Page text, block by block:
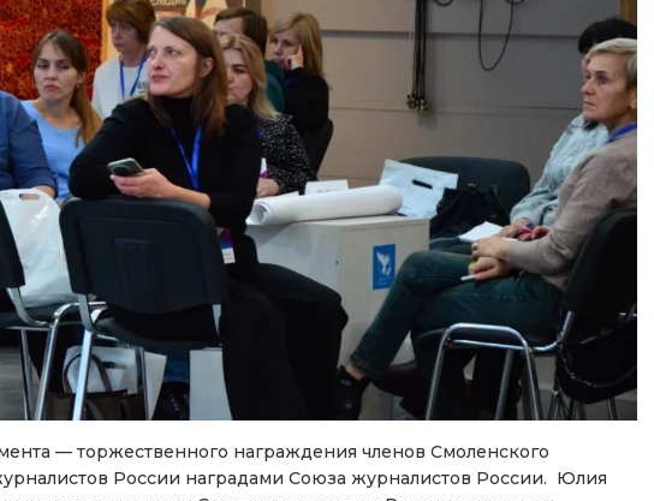
— торжественного награждения членов Смоленского
России наградами Союза журналистов России. Юлия